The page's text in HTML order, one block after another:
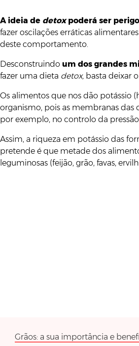
A ideia de detoxpoderá ser
fazer oscilações erráticas
deste comportamento.
Desconstruindo um dos grandes
fazer uma dieta detox, basta deixar
Os alimentos que nos dão potássio
organismo, pois as membranas das
por exemplo, no controlo da
Assim, a riqueza em potássio das
pretende é que metade dos
leguminosas (feijão, grão, favas,
Grãos: a sua importância e